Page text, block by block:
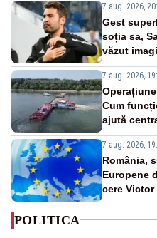
7 aug. 2026,
Gest
soția sa,
văzut
7 aug. 2026,
Cum
ajută
7 aug. 2026,
România,
Europene
cere Victor
POLITICA